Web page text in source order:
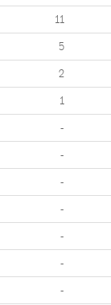
11
5
2
1
-
-
-
-
-
-
-